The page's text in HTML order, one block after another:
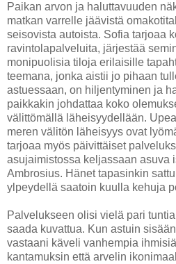
Paikan arvon ja haluttavuuden
matkan varrelle jäävistä
seisovista autoista. Sofia tarjoaa
ravintolapalveluita, järjestää
monipuolisia tiloja erilaisille
teemana, jonka aistii jo pihaan
astuessaan, on hiljentyminen ja
paikkakin johdattaa koko
välittömällä läheisyydellään.
meren välitön läheisyys ovat
tarjoaa myös päivittäiset
asujaimistossa keljassaan asuva
Ambrosius. Hänet tapasinkin
ylpeydellä saatoin kuulla kehuja
Palvelukseen olisi vielä pari
saada kuvattua. Kun astuin
vastaani käveli vanhempia
kantamuksin että arvelin